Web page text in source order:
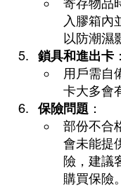
寄存物品
入膠箱內
以防潮濕
鎖具和進出卡 ：
用戶需自
卡大多會
保險問題 ：
部份不合
會未能提
險，建議
購買保險。